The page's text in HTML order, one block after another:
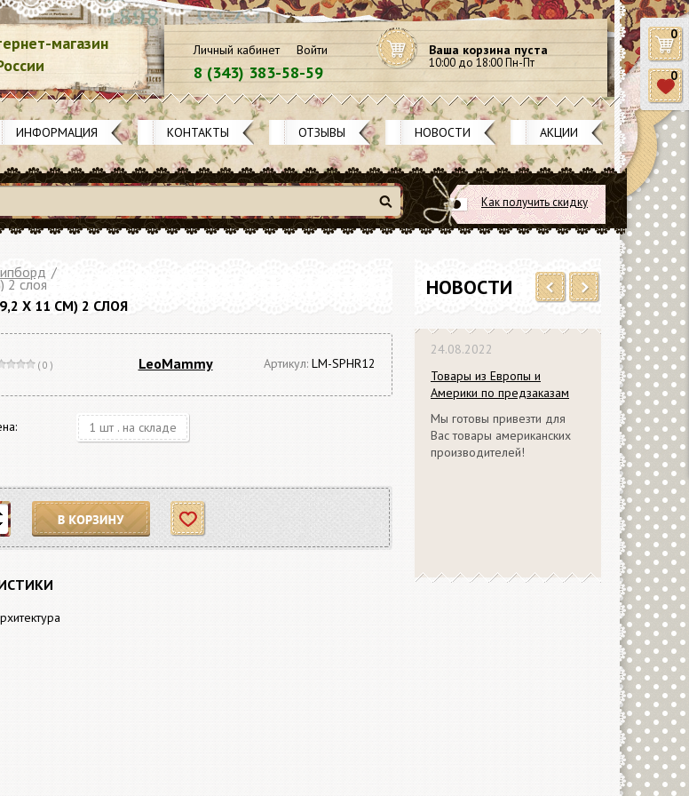
Ваша корзина пуста
10:00 до 18:00 Пн-Пт
Личный кабинет Войти
8 (343) 383-58-59
магазин
ИНФОРМАЦИЯ КОНТАКТЫ ОТЗЫВЫ НОВОСТИ АКЦИИ
Как получить скидку
Найти
НОВОСТИ
24.08.2022
Товары из Европы и
Америки по предзаказам
Мы готовы привезти для
Вас товары американских
производителей!
/
2 слоя
Х 11 СМ) 2 СЛОЯ
LeoMammy
( 0 ) Артикул: LM-SPHR12
1 шт . на складе
В корзину Отложить
0
0